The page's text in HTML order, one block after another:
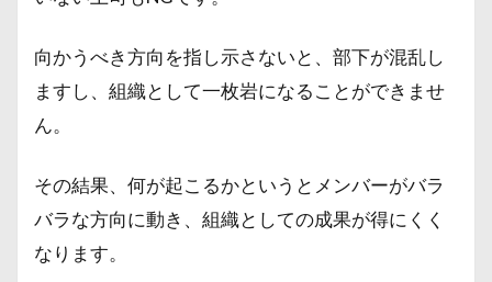
向かうべき方向を指し示さないと、部下が混乱し
ますし、組織として一枚岩になることができませ
ん。
その結果、何が起こるかというとメンバーがバラ
バラな方向に動き、組織としての成果が得にくく
なります。